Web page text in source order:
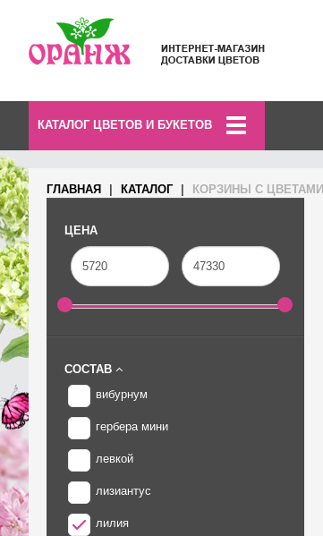
КАТАЛОГ ЦВЕТОВ И БУКЕТОВ
ГЛАВНАЯ КАТАЛОГ КОРЗИНЫ С ЦВЕТАМИ
ЦЕНА
СОСТАВ
вибурнум
гербера мини
левкой
лизиантус
лилия